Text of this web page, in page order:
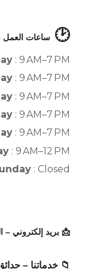
🕑 ساعات العمل
: 9 AM–7 PM
: 9 AM–7 PM
: 9 AM–7 PM
: 9 AM–7 PM
: 9 AM–7 PM
: 9 AM–12 PM
: Closed
📩 بريد إلكتروني –
📁 خدماتنا –